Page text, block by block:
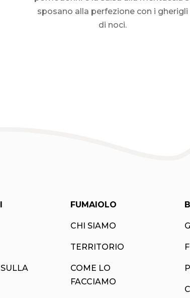
sposano alla perfezione con i gherigli
di noci.
FUMAIOLO
CHI SIAMO
TERRITORIO
COME LO
FACCIAMO